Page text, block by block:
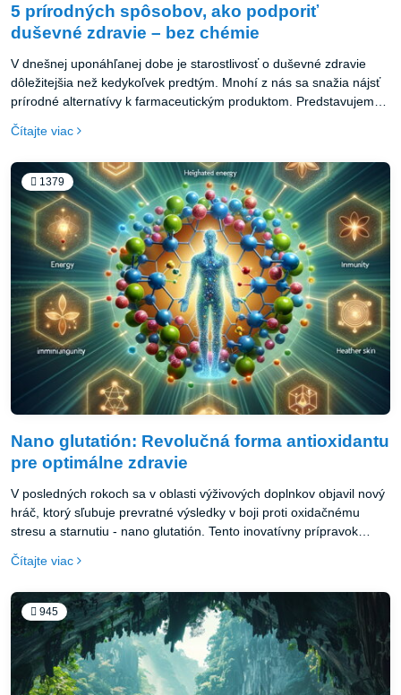
5 prírodných spôsobov, ako podporiť
duševné zdravie – bez chémie
V dnešnej uponáhľanej dobe je starostlivosť o duševné zdravie
dôležitejšia než kedykoľvek predtým. Mnohí z nás sa snažia nájsť
prírodné alternatívy k farmaceutickým produktom. Predstavujeme
bez použitia chemických látok.
Čítajte viac
1379
Nano glutatión: Revolučná forma antioxidantu
pre optimálne zdravie
V posledných rokoch sa v oblasti výživových doplnkov objavil nový
hráč, ktorý sľubuje prevratné výsledky v boji proti oxidačnému
stresu a starnutiu - nano glutatión. Tento inovatívny prípravok
kombinuje silu prirodzeného antioxidantu glutatiónu s najnovšími
poznatkami nanotechnológie. Poďme sa spoločne pozrieť, čo
môže mať pre naše zdravie.
Čítajte viac
945